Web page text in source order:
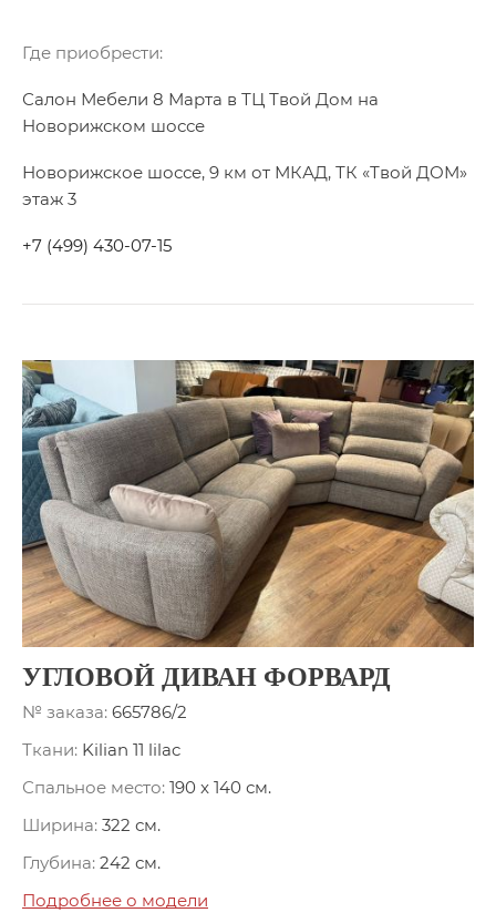
Где приобрести:
Салон Мебели 8 Марта в ТЦ Твой Дом на
Новорижском шоссе
Новорижское шоссе, 9 км от МКАД, ТК «Твой ДОМ»
этаж 3
+7 (499) 430-07-15
УГЛОВОЙ ДИВАН ФОРВАРД
№ заказа: 665786/2
Ткани: Kilian 11 lilac
Спальное место: 190 x 140 см.
Ширина: 322 см.
Глубина: 242 см.
Подробнее о модели